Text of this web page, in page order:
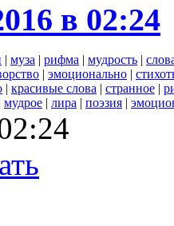
в 02:24
| муза | рифма | мудрость |
| эмоционально |
| красивые слова | странное |
мудрое | лира | поэзия |